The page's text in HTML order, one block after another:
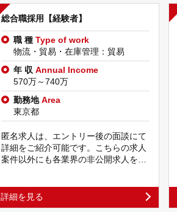
総合職採用【経験者】
職 種 Type of work
物流・貿易・在庫管理：貿易
年 収 Annual Income
570万～740万
勤務地Area
東京都
匿名求人は、エントリー後の面談にて
詳細をご紹介可能です。こちらの求人
案件以外にも各業界の非公開求人を…
詳細を見る